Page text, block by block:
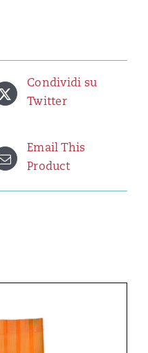
Condividi su
Twitter
Email This
Product